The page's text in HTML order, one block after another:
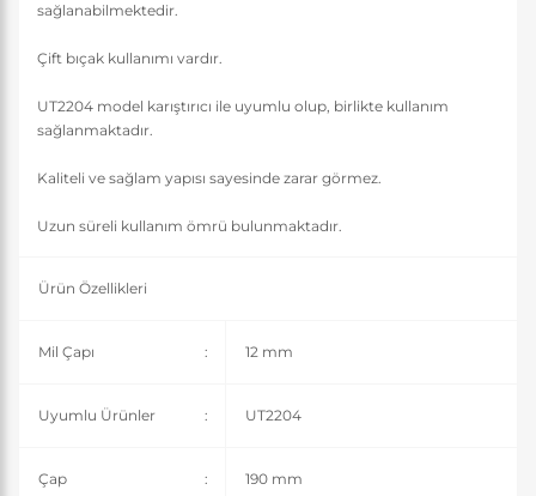
sağlanabilmektedir.
Çift bıçak kullanımı vardır.
UT2204 model karıştırıcı ile uyumlu olup, birlikte kullanım
sağlanmaktadır.
Kaliteli ve sağlam yapısı sayesinde zarar görmez.
Uzun süreli kullanım ömrü bulunmaktadır.
Ürün Özellikleri
Mil Çapı : 12 mm
Uyumlu Ürünler : UT2204
Çap : 190 mm